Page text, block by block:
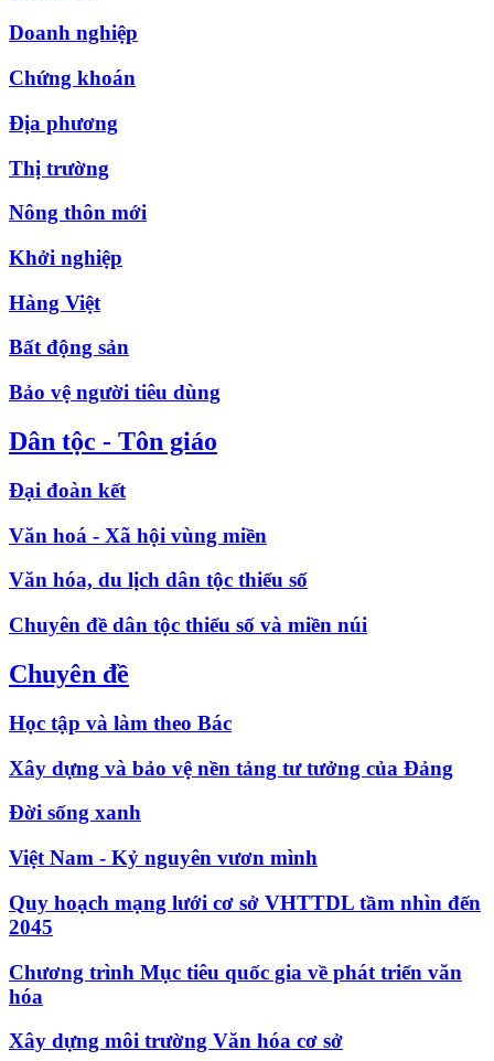
Doanh nghiệp
Chứng khoán
Địa phương
Thị trường
Nông thôn mới
Khởi nghiệp
Hàng Việt
Bất động sản
Bảo vệ người tiêu dùng
Dân tộc - Tôn giáo
Đại đoàn kết
Văn hoá - Xã hội vùng miền
Văn hóa, du lịch dân tộc thiểu số
Chuyên đề dân tộc thiểu số và miền núi
Chuyên đề
Học tập và làm theo Bác
Xây dựng và bảo vệ nền tảng tư tưởng của Đảng
Đời sống xanh
Việt Nam - Kỷ nguyên vươn mình
Quy hoạch mạng lưới cơ sở VHTTDL tầm nhìn đến
2045
Chương trình Mục tiêu quốc gia về phát triển văn
hóa
Xây dựng môi trường Văn hóa cơ sở